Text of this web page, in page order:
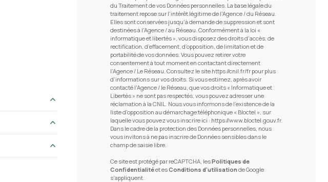
3.80 m²
du Traitement de vos Données personnelles. La base légale du
traitement repose sur l'intérêt légitime de l'Agence / du Réseau.
Elles sont conservées jusqu'à demande de suppression et sont
destinées à l'Agence / au Réseau. Conformément à la loi «
informatique et libertés », vous disposez des droits d’accès, de
rectification, d’effacement, d’opposition, de limitation et de
portabilité de vos données. Vous pouvez retirer votre
consentement à tout moment en contactant directement
l’Agence / Le Réseau. Consultez le site https://cnil.fr/frpour plus
d’informations sur vos droits. Si vous estimez, après avoir
contacté l'Agence / le Réseau, que vos droits « Informatique et
Libertés » ne sont pas respectés, vous pouvez adresser une
réclamation à la CNIL. Nous vous informons de l’existence de la
liste d'opposition au démarchage téléphonique « Bloctel », sur
laquelle vous pouvez vous inscrire ici : https://www.bloctel.gouv.fr.
Dans le cadre de la protection des Données personnelles, nous
vous invitons à ne pas inscrire de Données sensibles dans le
champ de saisie libre.
Ce site est protégé par reCAPTCHA, lesPolitiques de
Confidentialitéet esConditions d'utilisation de Google
s'appliquent.